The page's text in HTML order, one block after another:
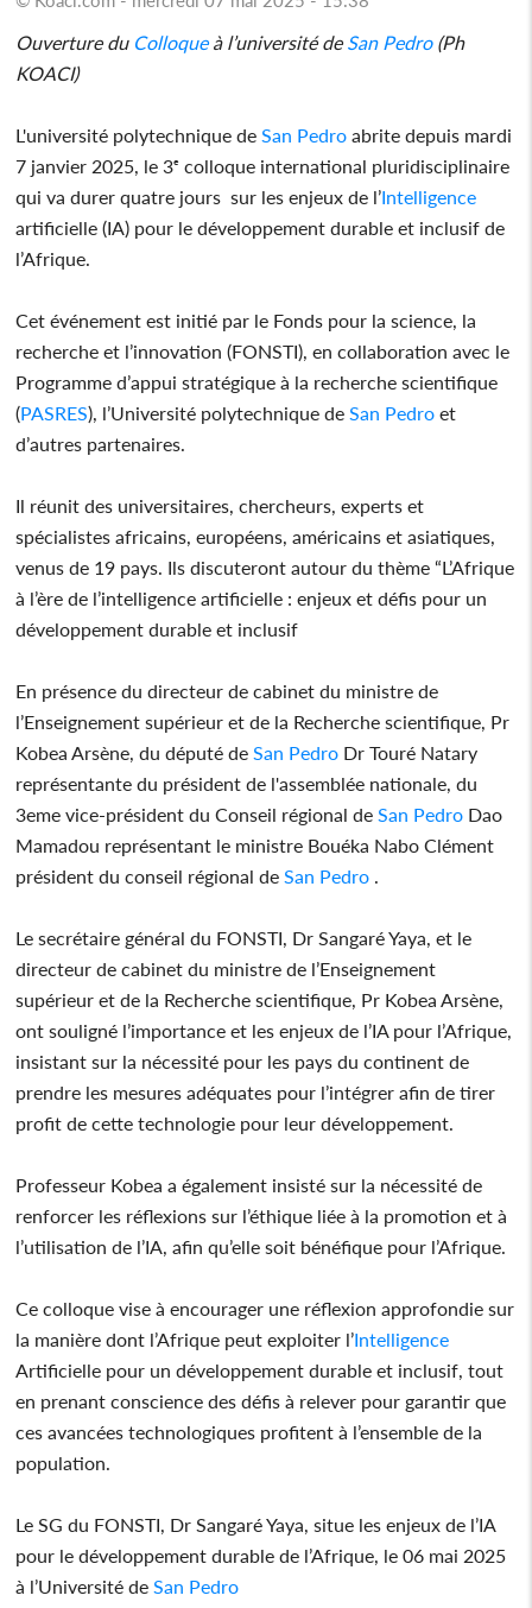
Ouverture du Colloqueà l’université de San Pedro(Ph
KOACI)
L'université polytechnique de San Pedro abrite depuis mardi
7 janvier 2025, le 3ᵉ colloque international pluridisciplinaire
qui va durer quatre jours sur les enjeux de l’Intelligence
artificielle (IA) pour le développement durable et inclusif de
l’Afrique.
Cet événement est initié par le Fonds pour la science, la
recherche et l’innovation (FONSTI), en collaboration avec le
Programme d’appui stratégique à la recherche scientifique
(PASRES), l’Université polytechnique de San Pedro et
d’autres partenaires.
Il réunit des universitaires, chercheurs, experts et
spécialistes africains, européens, américains et asiatiques,
venus de 19 pays. Ils discuteront autour du thème “L’Afrique
à l’ère de l’intelligence artificielle : enjeux et défis pour un
développement durable et inclusif
En présence du directeur de cabinet du ministre de
l’Enseignement supérieur et de la Recherche scientifique, Pr
Kobea Arsène, du député de San Pedro Dr Touré Natary
représentante du président de l'assemblée nationale, du
3eme vice-président du Conseil régional de San Pedro Dao
Mamadou représentant le ministre Bouéka Nabo Clément
président du conseil régional de San Pedro
Le secrétaire général du FONSTI, Dr Sangaré Yaya, et le
directeur de cabinet du ministre de l’Enseignement
supérieur et de la Recherche scientifique, Pr Kobea Arsène,
ont souligné l’importance et les enjeux de l’IA pour l’Afrique,
insistant sur la nécessité pour les pays du continent de
prendre les mesures adéquates pour l’intégrer afin de tirer
profit de cette technologie pour leur développement.
Professeur Kobea a également insisté sur la nécessité de
renforcer les réflexions sur l’éthique liée à la promotion et à
l’utilisation de l’IA, afin qu’elle soit bénéfique pour l’Afrique.
Ce colloque vise à encourager une réflexion approfondie sur
la manière dont l’Afrique peut exploiter l’Intelligence
Artificielle pour un développement durable et inclusif, tout
en prenant conscience des défis à relever pour garantir que
ces avancées technologiques profitent à l’ensemble de la
population.
Le SG du FONSTI, Dr Sangaré Yaya, situe les enjeux de l’IA
pour le développement durable de l’Afrique, le 06 mai 2025
à l’Université de San Pedro